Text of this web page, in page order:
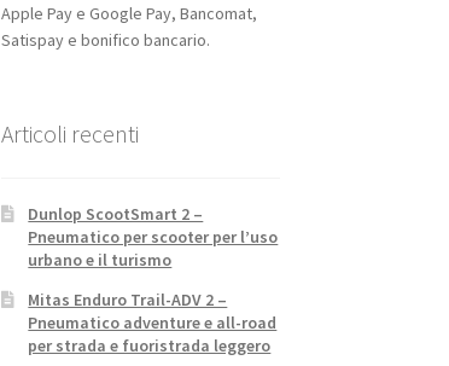
Apple Pay e Google Pay, Bancomat,
Satispay e bonifico bancario.
Articoli recenti
Dunlop ScootSmart 2 –
Pneumatico per scooter per l’uso
urbano e il turismo
Mitas Enduro Trail-ADV 2 –
Pneumatico adventure e all-road
per strada e fuoristrada leggero